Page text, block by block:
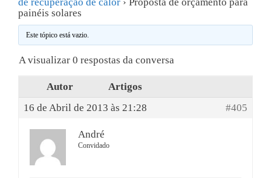
painéis solares
Este tópico está vazio.
A visualizar 0 respostas da conversa
Autor
Artigos
16 de Abril de 2013 às 21:28
#405
André
Convidado